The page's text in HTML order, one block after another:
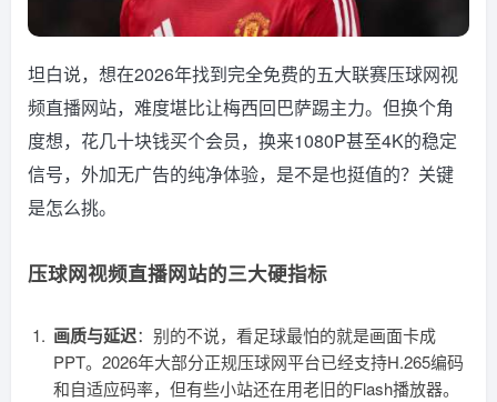
坦白说，想在2026年找到完全免费的五大联赛压球网视
频直播网站，难度堪比让梅西回巴萨踢主力。但换个角
度想，花几十块钱买个会员，换来1080P甚至4K的稳定
信号，外加无广告的纯净体验，是不是也挺值的？关键
是怎么挑。
压球网视频直播网站的三大硬指标
画质与延迟：别的不说，看足球最怕的就是画面卡成
PPT。2026年大部分正规压球网平台已经支持H.265编码
和自适应码率，但有些小站还在用老旧的Flash播放器。